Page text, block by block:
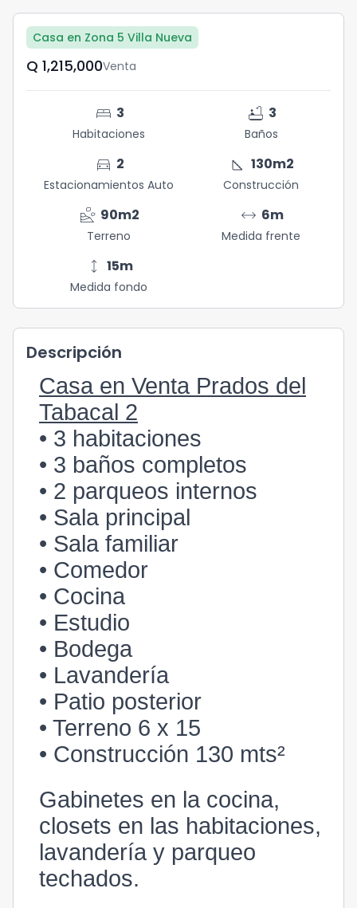
Casa en Zona 5 Villa Nueva
Q	1,215,000Venta
bed 3
Habitaciones
bathtub 3
Baños
directions_car 2
Estacionamientos Auto
square_foot 130m2
Construcción
landslide 90m2
Terreno
arrow_range 6m
Medida frente
height 15m
Medida fondo
Descripción
Casa en Venta Prados del
Tabacal 2
• 3 habitaciones
• 3 baños completos
• 2 parqueos internos
• Sala principal
• Sala familiar
• Comedor
• Cocina
• Estudio
• Bodega
• Lavandería
• Patio posterior
• Terreno 6 x 15
• Construcción 130 mts²
Gabinetes en la cocina,
closets en las habitaciones,
lavandería y parqueo
techados.